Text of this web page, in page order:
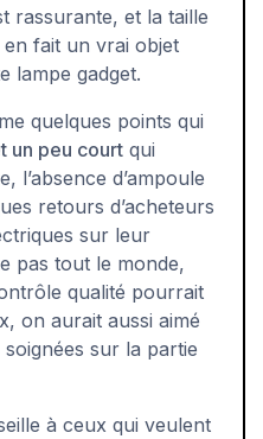
rassurante, et la taille
fait un vrai objet
lampe gadget.
quelques points qui
un peu court qui
l’absence d’ampoule
retours d’acheteurs
sur leur
pas tout le monde,
qualité pourrait
on aurait aussi aimé
sur la partie
à ceux qui veulent